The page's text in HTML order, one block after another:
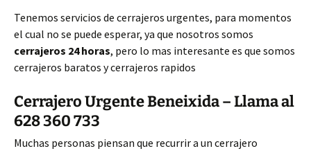
Tenemos servicios de cerrajeros urgentes, para momentos
el cual no se puede esperar, ya que nosotros somos
cerrajeros 24 horas, pero lo mas interesante es que somos
cerrajeros baratos y cerrajeros rapidos
Cerrajero Urgente Beneixida – Llama al
628 360 733
Muchas personas piensan que recurrir a un cerrajero